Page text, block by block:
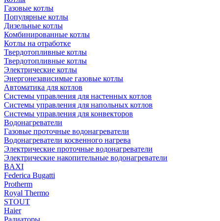
Газовые котлы
Популярные котлы
Дизельные котлы
Комбинированные котлы
Котлы на отработке
Твердотопливные котлы
Твердотопливные котлы
Электрические котлы
Энергонезависимые газовые котлы
Автоматика для котлов
Системы управления для настенных котлов
Системы управления для напольных котлов
Системы управления для конвекторов
Водонагреватели
Газовые проточные водонагреватели
Водонагреватели косвенного нагрева
Электрические проточные водонагреватели
Электрические накопительные водонагреватели
BAXI
Federica Bugatti
Protherm
Royal Thermo
STOUT
Haier
Радиаторы